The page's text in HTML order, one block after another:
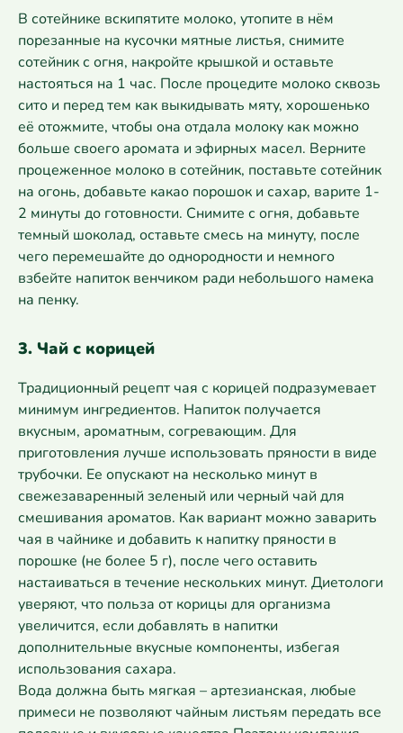
В сотейнике вскипятите молоко, утопите в нём
порезанные на кусочки мятные листья, снимите
сотейник с огня, накройте крышкой и оставьте
настояться на 1 час. После процедите молоко сквозь
сито и перед тем как выкидывать мяту, хорошенько
её отожмите, чтобы она отдала молоку как можно
больше своего аромата и эфирных масел. Верните
процеженное молоко в сотейник, поставьте сотейник
на огонь, добавьте какао порошок и сахар, варите 1-
2 минуты до готовности. Снимите с огня, добавьте
темный шоколад, оставьте смесь на минуту, после
чего перемешайте до однородности и немного
взбейте напиток венчиком ради небольшого намека
на пенку.
3. Чай с корицей
Традиционный рецепт чая с корицей подразумевает
минимум ингредиентов. Напиток получается
вкусным, ароматным, согревающим. Для
приготовления лучше использовать пряности в виде
трубочки. Ее опускают на несколько минут в
свежезаваренный зеленый или черный чай для
смешивания ароматов. Как вариант можно заварить
чая в чайнике и добавить к напитку пряности в
порошке (не более 5 г), после чего оставить
настаиваться в течение нескольких минут. Диетологи
уверяют, что польза от корицы для организма
увеличится, если добавлять в напитки
дополнительные вкусные компоненты, избегая
использования сахара.
Вода должна быть мягкая – артезианская, любые
примеси не позволяют чайным листьям передать все